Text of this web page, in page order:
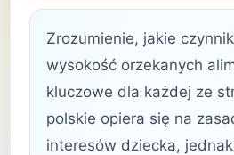
Zrozumienie, jakie
wysokość orzekanych
kluczowe dla każdej ze
polskie opiera się na
interesów dziecka,